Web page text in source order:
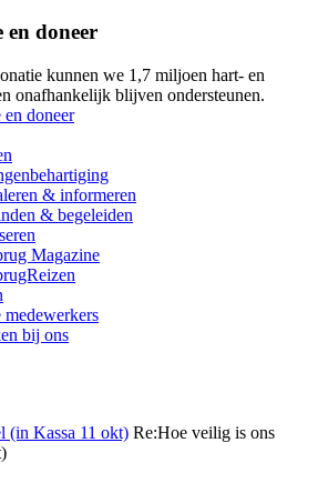
en doneer
kunnen we 1,7 miljoen hart- en
onafhankelijk blijven ondersteunen.
doneer
& informeren
& begeleiden
Magazine
medewerkers
bij ons
(in Kassa 11 okt) Re:Hoe veilig is ons